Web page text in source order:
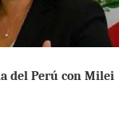
del Perú con Milei